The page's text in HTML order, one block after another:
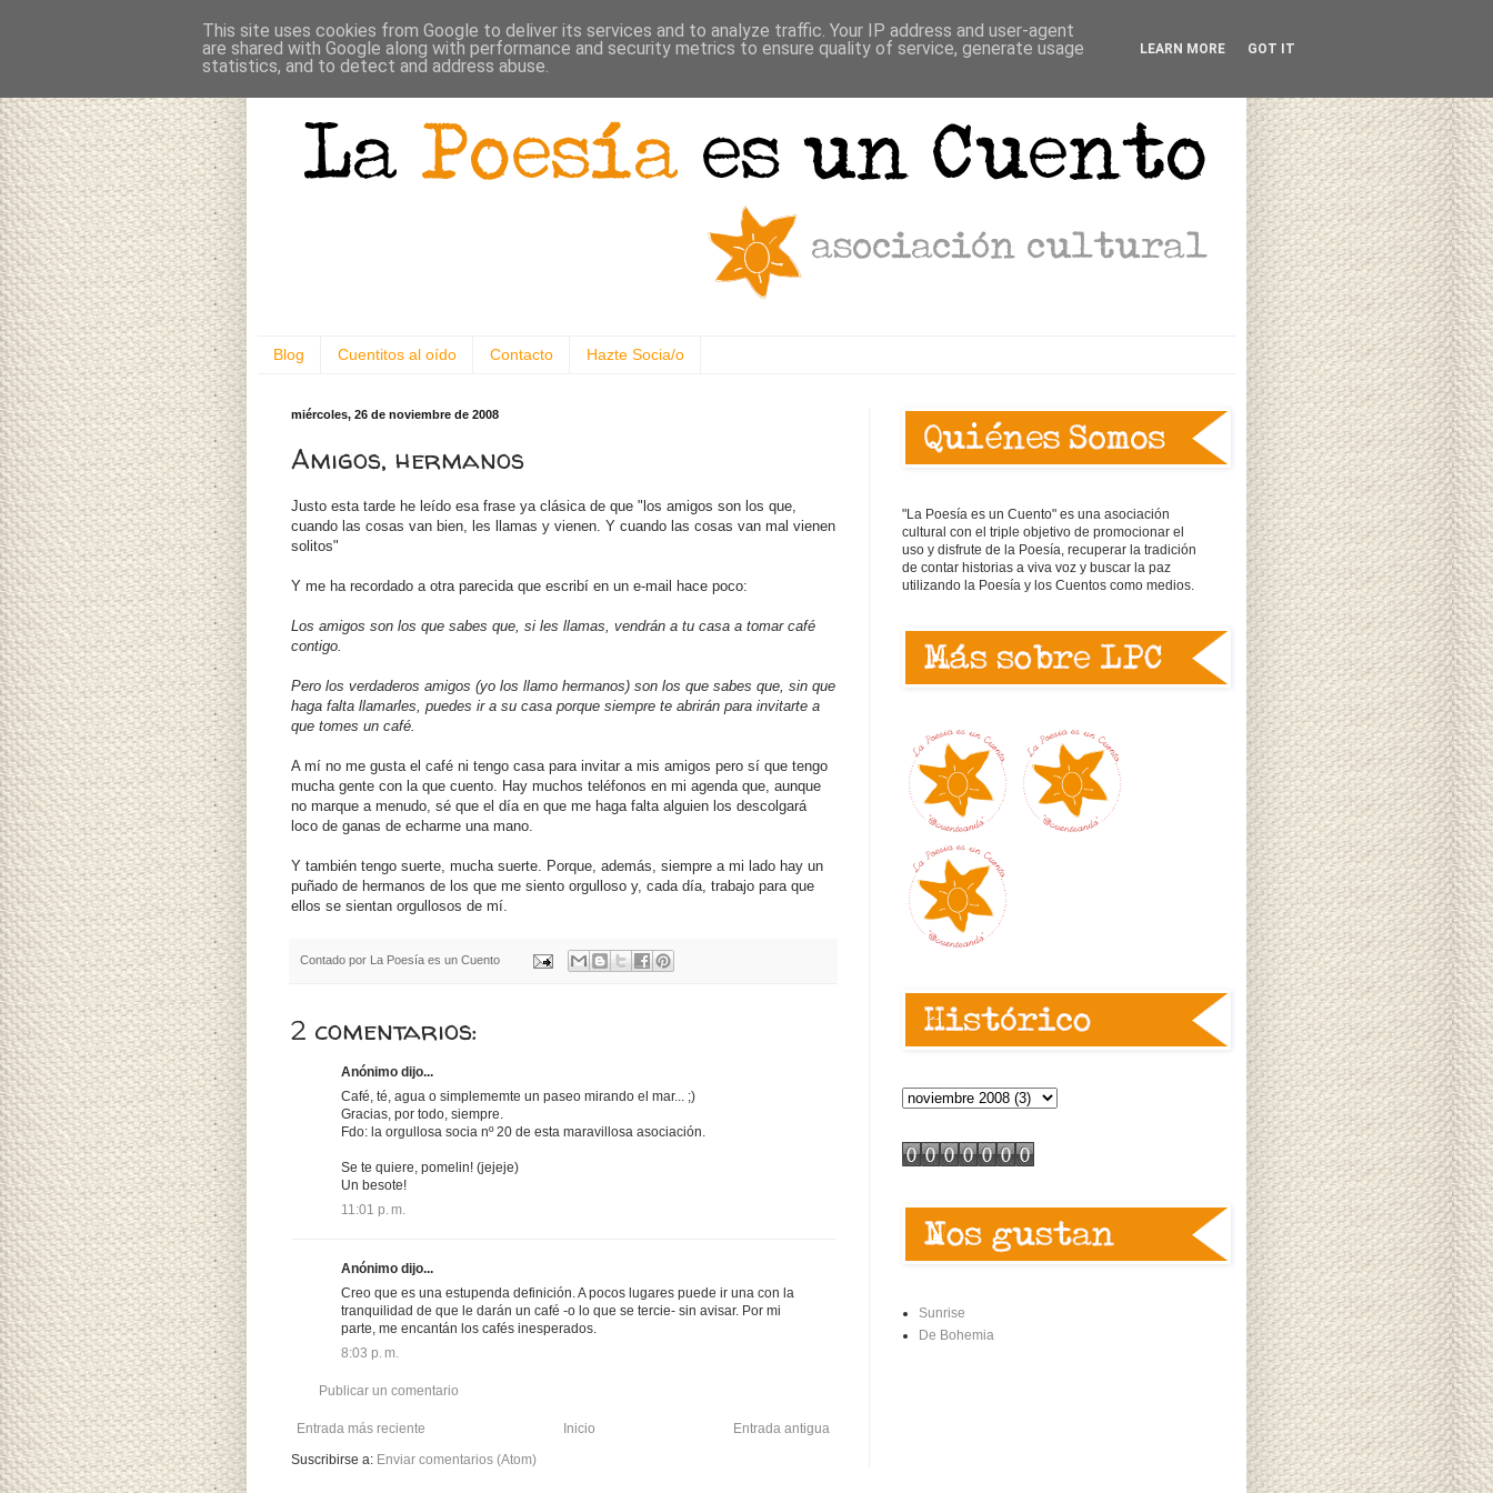
Blog Cuentitos al oído Contacto Hazte Socia/o
miércoles, 26 de noviembre de 2008
Amigos, hermanos
Justo esta tarde he leído esa frase ya clásica de que "los amigos son los que,
cuando las cosas van bien, les llamas y vienen. Y cuando las cosas van mal vienen
solitos"
Y me ha recordado a otra parecida que escribí en un e-mail hace poco:
Los amigos son los que sabes que, si les llamas, vendrán a tu casa a tomar café
contigo.
Pero los verdaderos amigos (yo los llamo hermanos) son los que sabes que, sin que
haga falta llamarles, puedes ir a su casa porque siempre te abrirán para invitarte a
que tomes un café.
A mí no me gusta el café ni tengo casa para invitar a mis amigos pero sí que tengo
mucha gente con la que cuento. Hay muchos teléfonos en mi agenda que, aunque
no marque a menudo, sé que el día en que me haga falta alguien los descolgará
loco de ganas de echarme una mano.
Y también tengo suerte, mucha suerte. Porque, además, siempre a mi lado hay un
puñado de hermanos de los que me siento orgulloso y, cada día, trabajo para que
ellos se sientan orgullosos de mí.
Contado por La Poesía es un Cuento
2 comentarios:
Anónimo dijo...
Café, té, agua o simplememte un paseo mirando el mar... ;)
Gracias, por todo, siempre.
Fdo: la orgullosa socia nº 20 de esta maravillosa asociación.
Se te quiere, pomelin! (jejeje)
Un besote!
11:01 p. m.
Anónimo dijo...
Creo que es una estupenda definición. A pocos lugares puede ir una con la
tranquilidad de que le darán un café -o lo que se tercie- sin avisar. Por mi
parte, me encantán los cafés inesperados.
8:03 p. m.
Publicar un comentario
Entrada más reciente Entrada antigua
Inicio
Suscribirse a: Enviar comentarios (Atom)
"La Poesía es un Cuento" es una asociación
cultural con el triple objetivo de promocionar el
uso y disfrute de la Poesía, recuperar la tradición
de contar historias a viva voz y buscar la paz
utilizando la Poesía y los Cuentos como medios.
Sunrise
De Bohemia
This site uses cookies from Google to deliver its services and to analyze traffic. Your IP address and user-agent
are shared with Google along with performance and security metrics to ensure quality of service, generate usage
statistics, and to detect and address abuse.
LEARN MORE GOT IT